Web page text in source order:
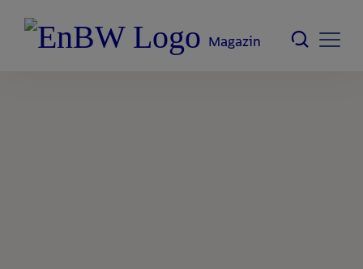
Magazin